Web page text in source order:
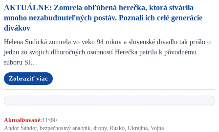
AKTUÁLNE: Zomrela obľúbená herečka, ktorá stvárila
mnoho nezabudnuteľných postáv. Poznali ich celé generácie
divákov
Helena Sudická zomrela vo veku 94 rokov a slovenské divadlo tak prišlo o
jednu zo svojich dlhoročných osobností.Herečka patrila k pôvodnému
súboru Sl…
Zobraziť viac
Aktualizované:11:09•
Andor Šándor, bezpečnostný analytik, drony, Rusko, Ukrajina, Vojna